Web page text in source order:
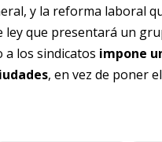
y la reforma laboral
ley que presentará un
los sindicatos impone
, en vez de poner